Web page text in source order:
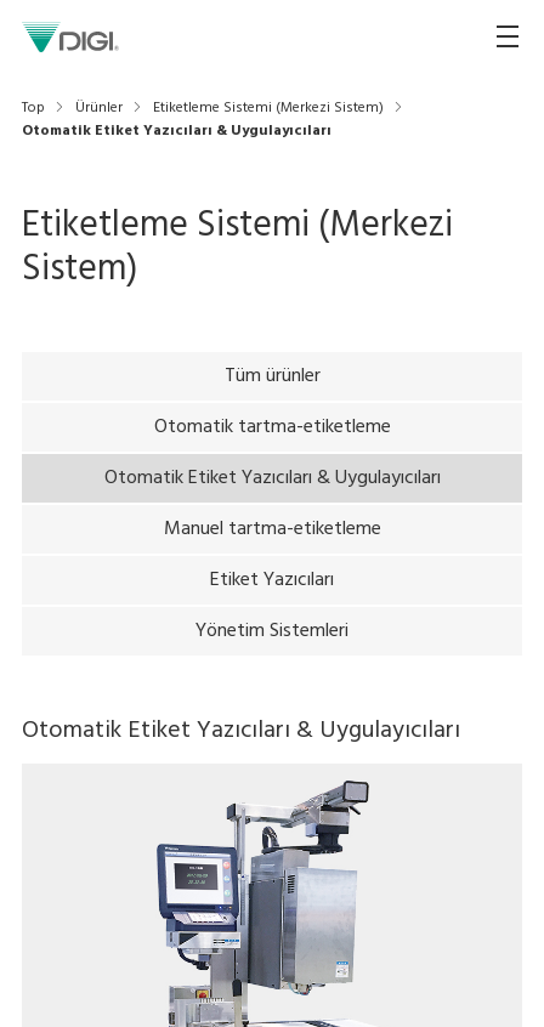
Top Ürünler
Etiketleme Sistemi (Merkezi Sistem)
Otomatik Etiket Yazıcıları & Uygulayıcıları
Etiketleme Sistemi (Merkezi
Sistem)
Tüm ürünler
Otomatik tartma-etiketleme
Otomatik Etiket Yazıcıları & Uygulayıcıları
Manuel tartma-etiketleme
Etiket Yazıcıları
Yönetim Sistemleri
Otomatik Etiket Yazıcıları & Uygulayıcıları